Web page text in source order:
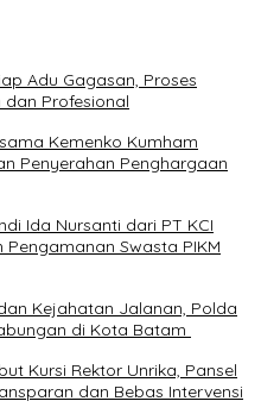
Adu Gagasan, Proses
dan Profesional
Kemenko Kumham
Penyerahan Penghargaan
Ida Nursanti dari PT KCI
Swasta PIKM
Kejahatan Jalanan, Polda
di Kota Batam
Kursi Rektor Unrika, Pansel
dan Bebas Intervensi